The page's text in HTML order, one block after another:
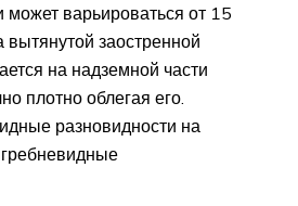
может варьироваться от 15
заостренной
на надземной части
плотно облегая его.
разновидности на